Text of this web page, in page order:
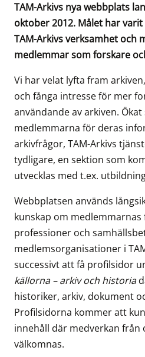
TAM-Arkivs nya webbplats
oktober 2012. Målet har
TAM-Arkivs verksamhet och
medlemmar som forskare
Vi har velat lyfta fram
och fånga intresse för mer
användande av arkiven.
medlemmarna för deras
arkivfrågor, TAM-Arkivs
tydligare, en sektion som
utvecklas med t.ex.
Webbplatsen används
kunskap om medlemmarnas
professioner och
medlemsorganisationer i
successivt att få profilsidor
källorna – arkiv och historia
historiker, arkiv, dokument
Profilsidorna kommer att
innehåll där medverkan från
välkomnas.